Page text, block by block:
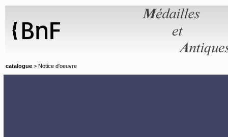
catalogue > Notice d'oeuvre